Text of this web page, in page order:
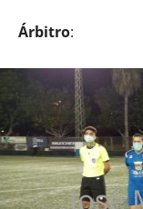
Árbitro: